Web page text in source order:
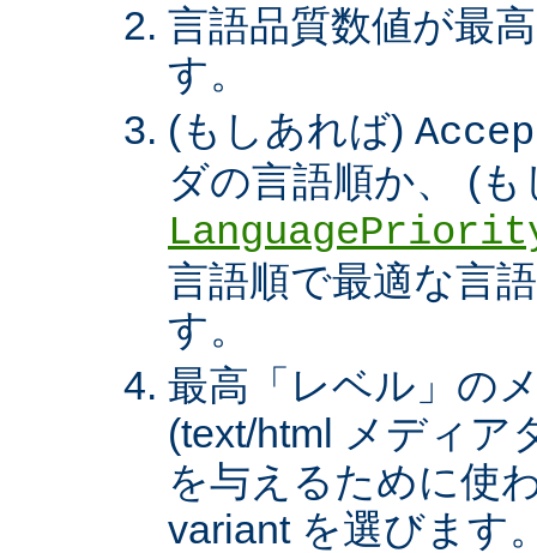
言語品質数値が最
す。
(もしあれば)
ダの言語順か、 (
言語順で最適な言
す。
最高「レベル」の
(text/html メディア
を与えるために使
variant を選びます